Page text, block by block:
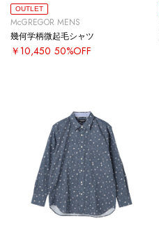
OUTLET
McGREGOR MENS
幾何学柄微起毛シャツ
￥10,450 50%OFF